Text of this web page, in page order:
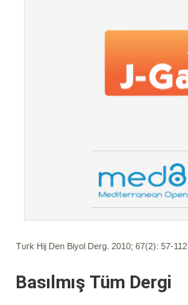
Turk Hij Den Biyol Derg. 2010; 67(2): 57-112
Basılmış Tüm Dergi